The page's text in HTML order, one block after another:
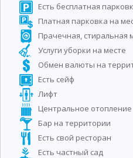
Есть бесплатная
Платная парковка на
Прачечная, стиральная
Услуги уборки на месте
Обмен валюты на
Есть сейф
Лифт
Центральное отопление
Бар на территории
Есть свой ресторан
Есть частный сад